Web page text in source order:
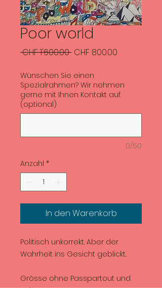
Poor world
CHF 1'600.00 Standardpreis
CHF 800.00
Wünschen Sie einen
Spezialrahmen? Wir nehmen
gerne mit Ihnen Kontakt auf.
(optional)
0/50
Anzahl *
In den Warenkorb
Politisch unkorrekt. Aber der
Wahrheit ins Gesicht geblickt.
Grösse ohne Passpartout und
Rahmen B40cm x H29cm